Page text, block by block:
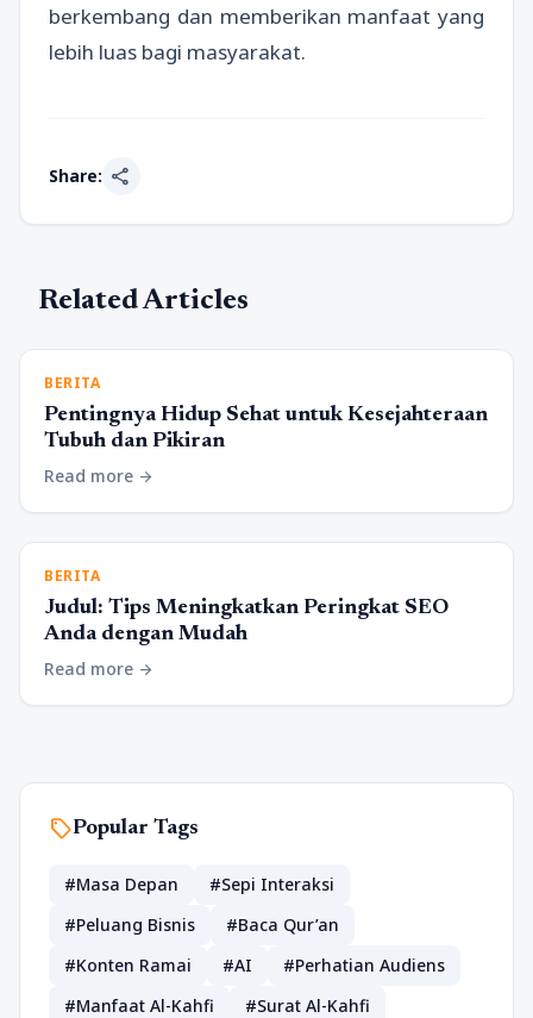
berkembang dan memberikan manfaat yang
lebih luas bagi masyarakat.
Share: share
Related Articles
BERITA
Pentingnya Hidup Sehat untuk Kesejahteraan
Tubuh dan Pikiran
Read more arrow_forward
BERITA
Judul: Tips Meningkatkan Peringkat SEO
Anda dengan Mudah
Read more arrow_forward
sellPopular Tags
#Masa Depan
#Sepi Interaksi
#Peluang Bisnis
#Baca Qur’an
#Konten Ramai
#AI
#Perhatian Audiens
#Manfaat Al-Kahfi
#Surat Al-Kahfi